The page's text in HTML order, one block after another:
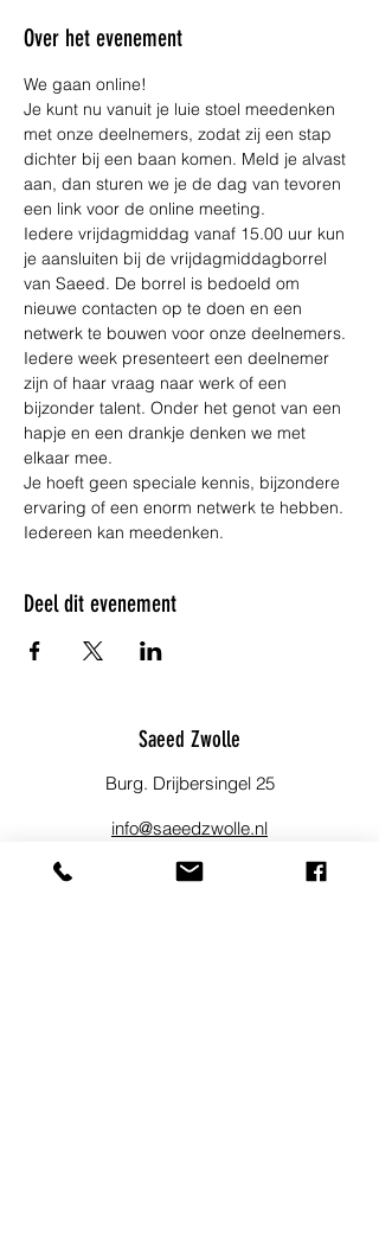
Over het evenement
We gaan online!
Je kunt nu vanuit je luie stoel meedenken
met onze deelnemers, zodat zij een stap
dichter bij een baan komen. Meld je alvast
aan, dan sturen we je de dag van tevoren
een link voor de online meeting.
Iedere vrijdagmiddag vanaf 15.00 uur kun
je aansluiten bij de vrijdagmiddagborrel
van Saeed. De borrel is bedoeld om
nieuwe contacten op te doen en een
netwerk te bouwen voor onze deelnemers.
Iedere week presenteert een deelnemer
zijn of haar vraag naar werk of een
bijzonder talent. Onder het genot van een
hapje en een drankje denken we met
elkaar mee.
Je hoeft geen speciale kennis, bijzondere
ervaring of een enorm netwerk te hebben.
Iedereen kan meedenken.
Deel dit evenement
Saeed Zwolle
Burg. Drijbersingel 25
info@saeedzwolle.nl
06 23 49 36 82